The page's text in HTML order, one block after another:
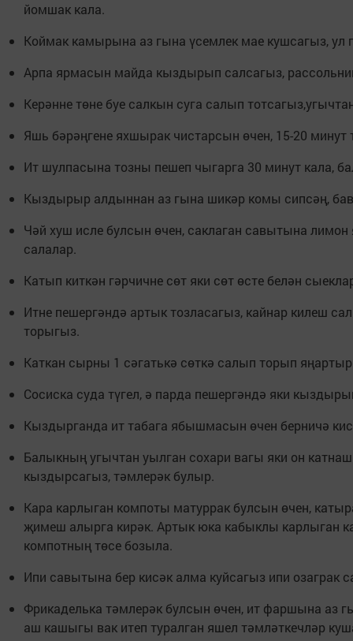
йомшак кала.
Коймак камырына аз гына үсемлек мае кушсагыз, ул
Арпа ярмасын майда кыздырып салсагыз,
Керәнне төне буе салкын суга салып
Яшь бәрәңгене яхшырак чистарсын өчен, 15-20 минут
Ит шулпасына тозны пешеп чыгарга 30 минут кала,
Кыздырыр алдыннан аз гына шикәр комы сипсәң,
Чәй хуш исле булсын өчен, саклаган савытына
салалар.
Катып киткән гәрчичне сөт яки сөт өсте белән
Итне пешергәндә артык тозласагыз, кайнар килеш
торыгыз.
Каткан сырны 1 сәгатькә сөткә салып торып
Сосиска суда түгел, ә парда пешергәндә яки
Кыздырганда ит табага ябышмасын өчен берничә
Балыкның угычтан уылган сохари вагы яки он
кыздырсагыз, тәмлерәк булыр.
Кара карлыган компоты матуррак булсын өчен,
җимеш алырга кирәк. Артык юка кабыклы карлыган
компотның төсе бозыла.
Ипи савытына бер кисәк алма куйсагыз ипи озаграк
Фрикаделька тәмлерәк булсын өчен, ит фаршына аз
аш кашыгы вак итеп туралган яшел тәмләткечләр